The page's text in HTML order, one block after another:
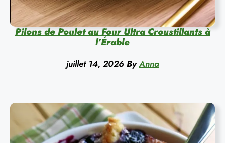
Pilons de Poulet au Four Ultra Croustillants à
l’Érable
juillet 14, 2026 By Anna